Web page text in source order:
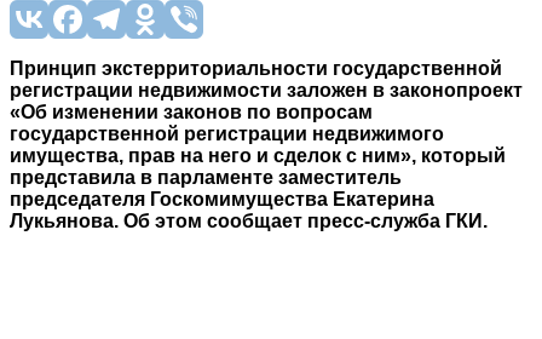
Принцип экстерриториальности государственной
регистрации недвижимости заложен в законопроект
«Об изменении законов по вопросам
государственной регистрации недвижимого
имущества, прав на него и сделок с ним», который
представила в парламенте заместитель
председателя Госкомимущества Екатерина
Лукьянова. Об этом сообщает пресс-служба ГКИ.